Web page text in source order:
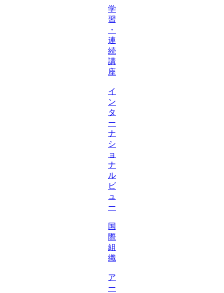
学
習
・
連
続
講
座
イ
ン
タ
ー
ナ
シ
ョ
ナ
ル
ビ
ュ
ー
国
際
組
織
ア
ー